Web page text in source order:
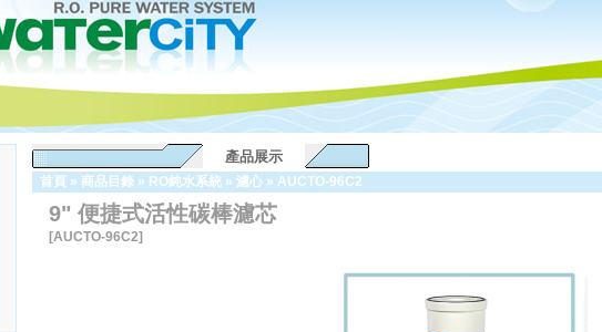
產品展示
首頁 » 商品目錄 » RO純水系統 » 濾心 » AUCTO-96C2
9" 便捷式活性碳棒濾芯
[AUCTO-96C2]